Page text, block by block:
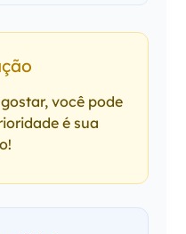
você pode
é sua